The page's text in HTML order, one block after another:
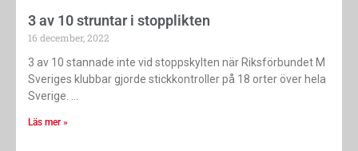
3 av 10 struntar i stopplikten
16 december, 2022
3 av 10 stannade inte vid stoppskylten när Riksförbundet M
Sveriges klubbar gjorde stickkontroller på 18 orter över hela
Sverige.
Läs mer »